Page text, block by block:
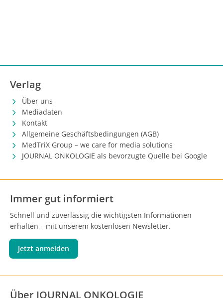
Verlag
Über uns
Mediadaten
Kontakt
Allgemeine Geschäftsbedingungen (AGB)
MedTriX Group – we care for media solutions
JOURNAL ONKOLOGIE als bevorzugte Quelle bei Google
Immer gut informiert
Schnell und zuverlässig die wichtigsten Informationen
erhalten – mit unserem kostenlosen Newsletter.
Jetzt anmelden
Über JOURNAL ONKOLOGIE